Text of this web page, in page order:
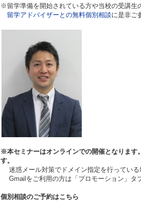
※留学準備を開始されている方や当校の受講生
留学アドバイザーとの無料個別相談に是非ご
※本セミナーはオンラインでの開催となりま
す。
迷惑メール対策でドメイン指定を行っている
Gmailをご利用の方は「プロモーション」タ
個別相談のご予約はこちら